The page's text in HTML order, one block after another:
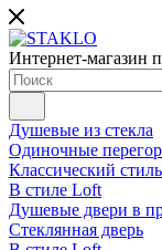
Интернет-магазин
Душевые из стекла
Одиночные
Классический стиль
В стиле Loft
Душевые двери в
Стеклянная дверь